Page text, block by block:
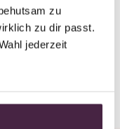
zu
zu dir passt.
jederzeit